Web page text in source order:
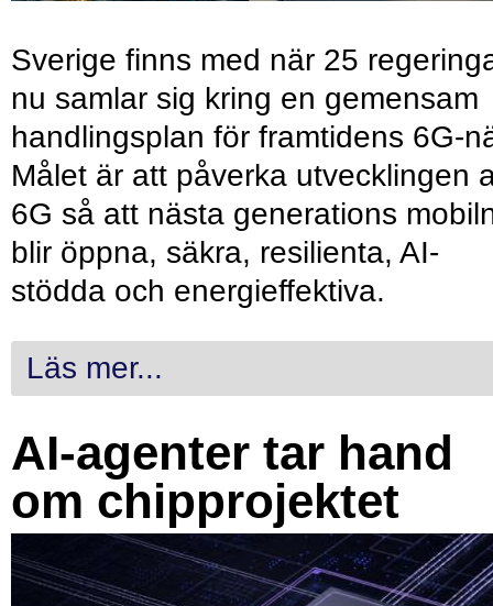
Sverige finns med när 25
nu samlar sig kring en gemensam
handlingsplan för framtidens 6G-
Målet är att påverka utvecklingen
6G så att nästa generations
blir öppna, säkra, resilienta, AI-
stödda och energieffektiva.
Läs mer...
AI-agenter tar hand
om chipprojektet